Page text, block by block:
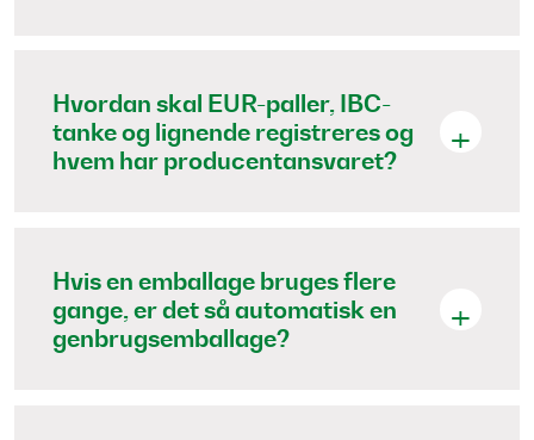
Hvordan skal EUR-paller, IBC-
tanke og lignende registreres og
hvem har producentansvaret?
Hvis en emballage bruges flere
gange, er det så automatisk en
genbrugsemballage?